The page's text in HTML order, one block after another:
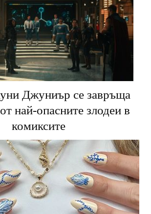
Джуниър се завръща
най-опасните злодеи в
комиксите